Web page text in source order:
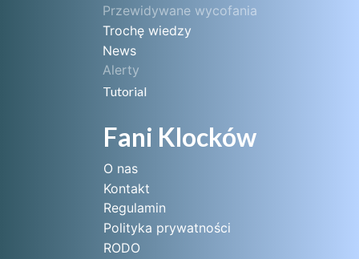
Przewidywane wycofania
Trochę wiedzy
News
Alerty
Tutorial
Fani Klocków
O nas
Kontakt
Regulamin
Polityka prywatności
RODO